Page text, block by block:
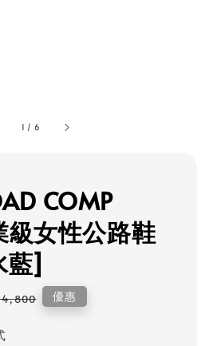
1 / 6
COMP
女性公路鞋
藍]
4,800 優惠